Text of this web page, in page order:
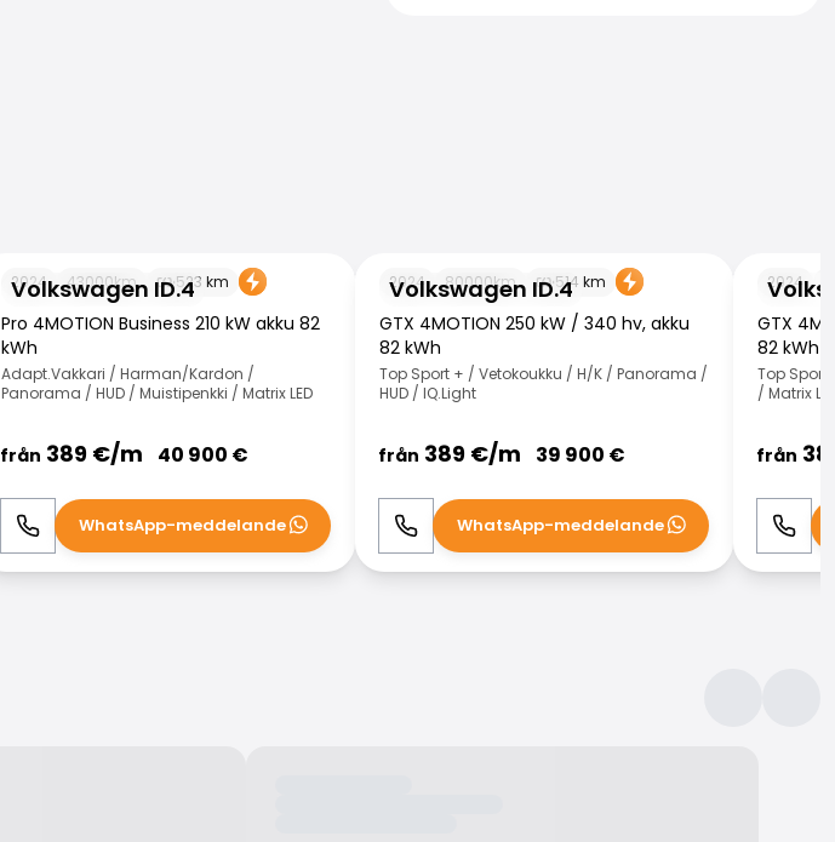
Volkswagen ID.4
2024 43000km 523 km
Pro 4MOTION Business 210 kW akku 82
kWh
Adapt.Vakkari / Harman/Kardon /
Panorama / HUD / Muistipenkki / Matrix LED
från 389 €/m 40 900 €
Ring WhatsApp
WhatsApp-meddelande
Volkswagen ID.4
2024 80000km 514 km
GTX 4MOTION 250 kW / 340 hv, akku
82 kWh
Top Sport + / Vetokoukku / H/K / Panorama /
HUD / IQ.Light
från 389 €/m 39 900 €
Ring WhatsApp
WhatsApp-meddelande
2024
GTX
82 kWh
Top Sport
/ Matrix
från
Ring